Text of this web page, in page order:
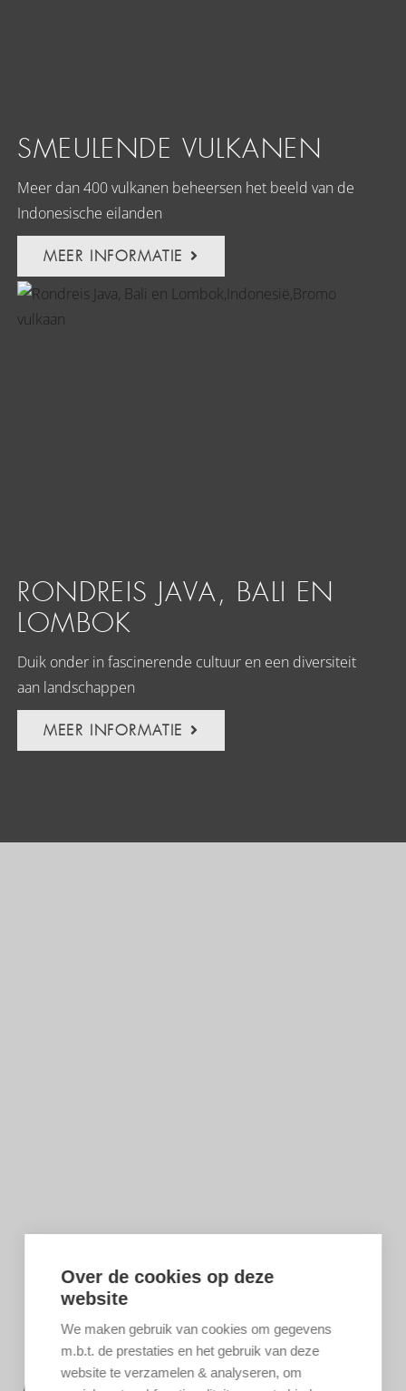
SMEULENDE VULKANEN
Meer dan 400 vulkanen beheersen het beeld van de
Indonesische eilanden
MEER INFORMATIE
RONDREIS JAVA, BALI EN
LOMBOK
Duik onder in fascinerende cultuur en een diversiteit
aan landschappen
MEER INFORMATIE
Over de cookies op deze
website
We maken gebruik van cookies om gegevens
m.b.t. de prestaties en het gebruik van deze
website te verzamelen & analyseren, om